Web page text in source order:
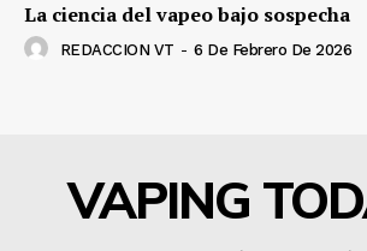
La ciencia del vapeo bajo sospecha
REDACCION VT - 6 De Febrero De 2026
VAPING